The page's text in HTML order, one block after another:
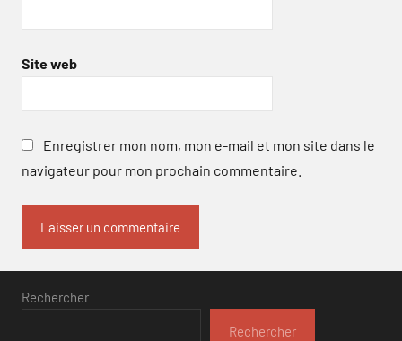
Site web
Enregistrer mon nom, mon e-mail et mon site dans le
navigateur pour mon prochain commentaire.
Rechercher
Rechercher